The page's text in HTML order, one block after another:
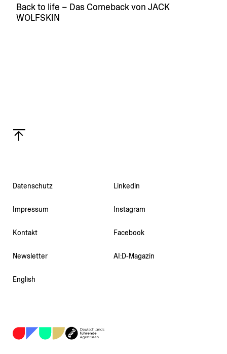
Back to life – Das Comeback von JACK
WOLFSKIN
Daten­schutz Linkedin
Impressum Instagram
Kontakt Facebook
Newsletter AI:D‑Magazin
English